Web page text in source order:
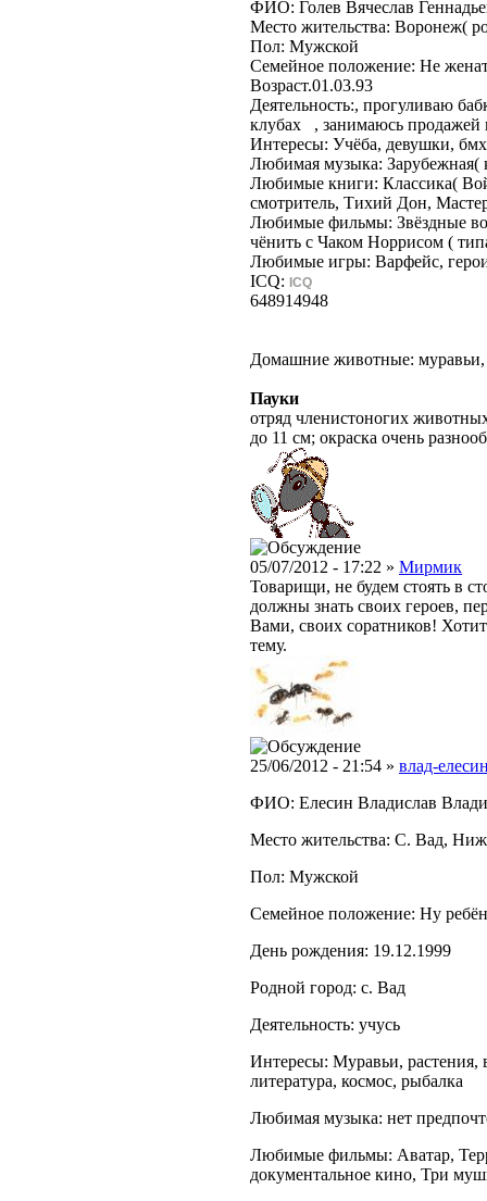
ФИО: Голев Вячеслав
Место жительства: Воронеж(
Пол: Мужской
Семейное положение: Не
Возраст.01.03.93
Деятельность:, прогуливаю
клубах , занимаюсь продажей
Интересы: Учёба, девушки,
Любимая музыка: Зарубежная(
Любимые книги: Классика(
смотритель, Тихий Дон,
Любимые фильмы: Звёздные
чёнить с Чаком Норрисом (
Любимые игры: Варфейс,
ICQ: ICQ
648914948
Домашние животные:
Пауки
отряд членистоногих
до 11 см; окраска очень
05/07/2012 - 17:22 » Мирмик
Товарищи, не будем стоять в
должны знать своих героев,
Вами, своих соратников!
тему.
25/06/2012 - 21:54 » влад-
ФИО: Елесин Владислав
Место жительства: С. Вад,
Пол: Мужской
Семейное положение: Ну
День рождения: 19.12.1999
Родной город: с. Вад
Деятельность: учусь
Интересы: Муравьи, растения,
литература, космос, рыбалка
Любимая музыка: нет
Любимые фильмы: Аватар,
документальное кино, Три